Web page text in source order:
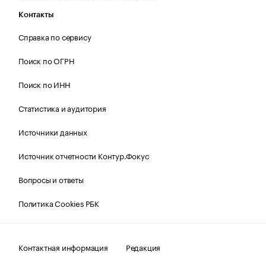
Контакты
Справка по сервису
Поиск по ОГРН
Поиск по ИНН
Статистика и аудитория
Источники данных
Источник отчетности Контур.Фокус
Вопросы и ответы
Политика Cookies РБК
Контактная информация Редакция